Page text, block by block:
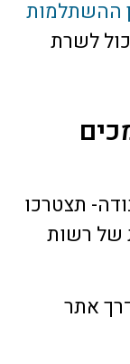
ההשתלמות
לשרת
תצטרכו
של רשות
אתר